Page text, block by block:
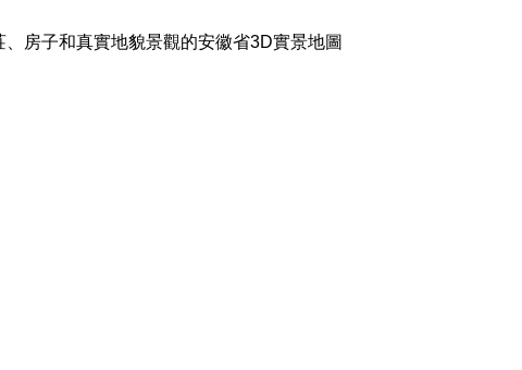
房子和真實地貌景觀的安徽省3D實景地圖